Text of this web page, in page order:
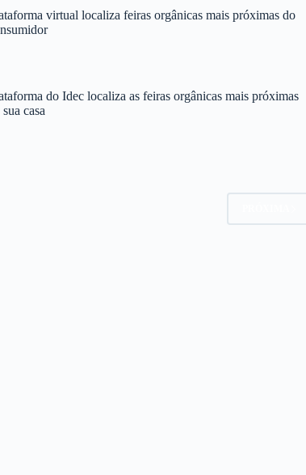
virtual localiza feiras orgânicas mais próximas do
do Idec localiza as feiras orgânicas mais próximas
sua casa